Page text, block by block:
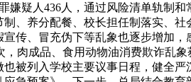
嫌疑人436人，通过风险清单轨制和
、养分配餐、校长担任制落实、社
传、冒充伪下等乱象也逐步增加，
肉成品、食用动物油消费欺诈乱象
被列入学校主要议事日程，健全严